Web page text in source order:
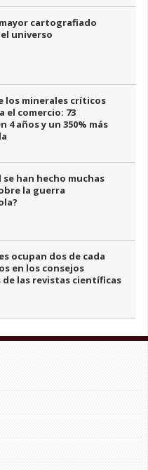
cartografiado
universo
los minerales críticos
el comercio: 73
4 años y un 350% más
se han hecho muchas
la guerra
ocupan dos de cada
en los consejos
las revistas científicas